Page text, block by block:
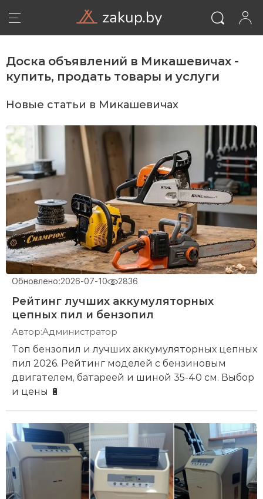
zakup.by
Доска объявлений в Микашевичах -
купить, продать товары и услуги
Новые статьи в Микашевичах
Обновлено:2026-07-10 2836
Рейтинг лучших аккумуляторных
цепных пил и бензопил
Автор:Администратор
Топ бензопил и лучших аккумуляторных цепных
пил 2026. Рейтинг моделей с бензиновым
двигателем, батареей и шиной 35-40 см. Выбор
и цены 🔋
ВОЙТИ